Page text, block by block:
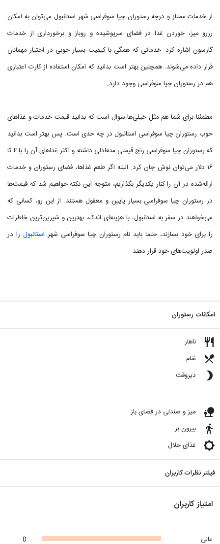
از خدمات ممتاز و درجه رستوران چیا سوفراسی شهر استانبول می‌توان به امکان
رزرو میز، خوردن غذا در فضای سرپوشیده و روباز و برخورداری از خدمات
گارسون اشاره کرد. خدماتی که همگی با کیفیت بسیار خوبی در اختیار مهمانان
قرار داده می‌شوند. همچنین بهتر است بدانید که امکان استفاده از کارت اعتباری
هم در رستوران چیا سوفراسی وجود دارد.
مطمئنا برای شما هم مثل خیلی‌ها سوال است که بدانید قیمت خدمات و غذاهای
خوب رستوران چیا سوفراسی استانبول در چه حدی است. پس بهتر است بدانید
که رستوران چیا سوفراسی رِنج قیمتی متعادلی داشته و اکثر غذاهای آن را با ۴ تا
۱۶ دلار می‌توان نوش جان کرد. البته اگر طعم غذاها، فضای رستوران و خدمات
ارائه‌شده در آن را کنار یکدیگر بگذاریم، متوجه این نکته خواهیم شد که قیمت‌ها
در رستوران چیا سوفراسی بسیار پایین و معقول هستند. از این رو، کسانی که
می‌خواهند در سفر به استانبول، با هزینه‌ای اندک، بهترین و شیرین‌ترین خاطرات
را برای خود بسازند، حتما باید نام رستوران چیا سوفراسی شهراستانبول را در
صدر اولویت‌های خود قرار دهند.
امکانات رستوران
restaurant ناهار
restaurant_menu شام
brightness_3 دیروقت
nature_people میز و صندلی در فضای باز
directions_walk بیرون بر
brightness_low غذای حلال
فیلتر نظرات کاربران
امتیاز کاربران
0 عالی